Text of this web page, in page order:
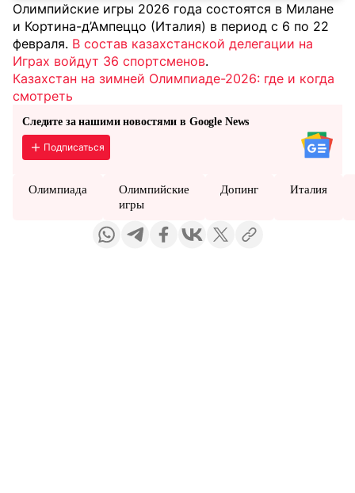
Олимпийские игры 2026 года состоятся в Милане
и Кортина-д’Ампеццо (Италия) в период с 6 по 22
февраля. В состав казахстанской делегации на
Играх войдут 36 спортсменов.
Казахстан на зимней Олимпиаде-2026: где и когда
смотреть
Следите за нашими новостями в Google News
Подписаться
Олимпиада
Олимпийские
игры
Допинг Италия